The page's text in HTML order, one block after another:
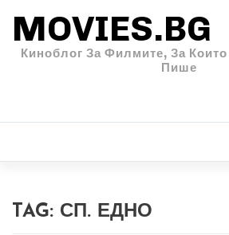
MOVIES.BG
Киноблог За Филмите, За
Пише
TAG: СП. ЕДНО